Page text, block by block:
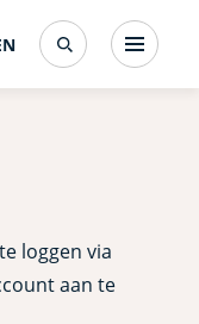
English
(interfacetaal
wijzigen)
SearchMenu
loggen via
aan te